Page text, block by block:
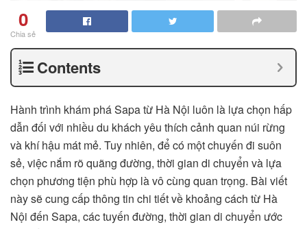
0
Chia sẻ
Contents
Hành trình khám phá Sapa từ Hà Nội luôn là lựa chọn hấp
dẫn đối với nhiều du khách yêu thích cảnh quan núi rừng
và khí hậu mát mẻ. Tuy nhiên, để có một chuyến đi suôn
sẻ, việc nắm rõ quãng đường, thời gian di chuyển và lựa
chọn phương tiện phù hợp là vô cùng quan trọng. Bài viết
này sẽ cung cấp thông tin chi tiết về khoảng cách từ Hà
Nội đến Sapa, các tuyến đường, thời gian di chuyển ước